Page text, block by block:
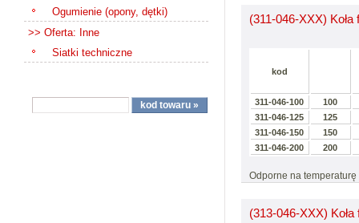
Ogumienie (opony, dętki)
>> Oferta: Inne
Siatki techniczne
(311-046-XXX)
kod
311-046-100
100
311-046-125
125
311-046-150
150
311-046-200
200
Odporne na temperaturę
(313-046-XXX)